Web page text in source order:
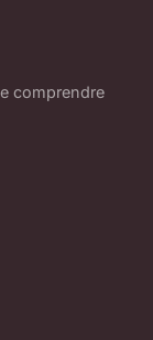
comprendre